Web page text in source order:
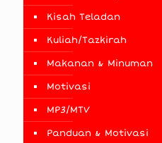
Kisah Teladan
Kuliah/Tazkirah
Makanan & Minuman
Motivasi
MP3/MTV
Panduan & Motivasi